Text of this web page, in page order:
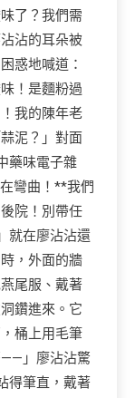
了？我們需
沾的耳朵被
惑地喊道：
！是麵粉過
我的陳年老
泥？」對面
藥味電子雜
彎曲！**我們
院！別帶任
就在廖沾沾還
，外面的牆
尾服、戴著
鑽進來。它
桶上用毛筆
——」廖沾沾驚
得筆直，戴著